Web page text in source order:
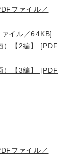
ファイル／
イル／64KB]
）【2編】 [PDF
）【3編】 [PDF
ファイル／